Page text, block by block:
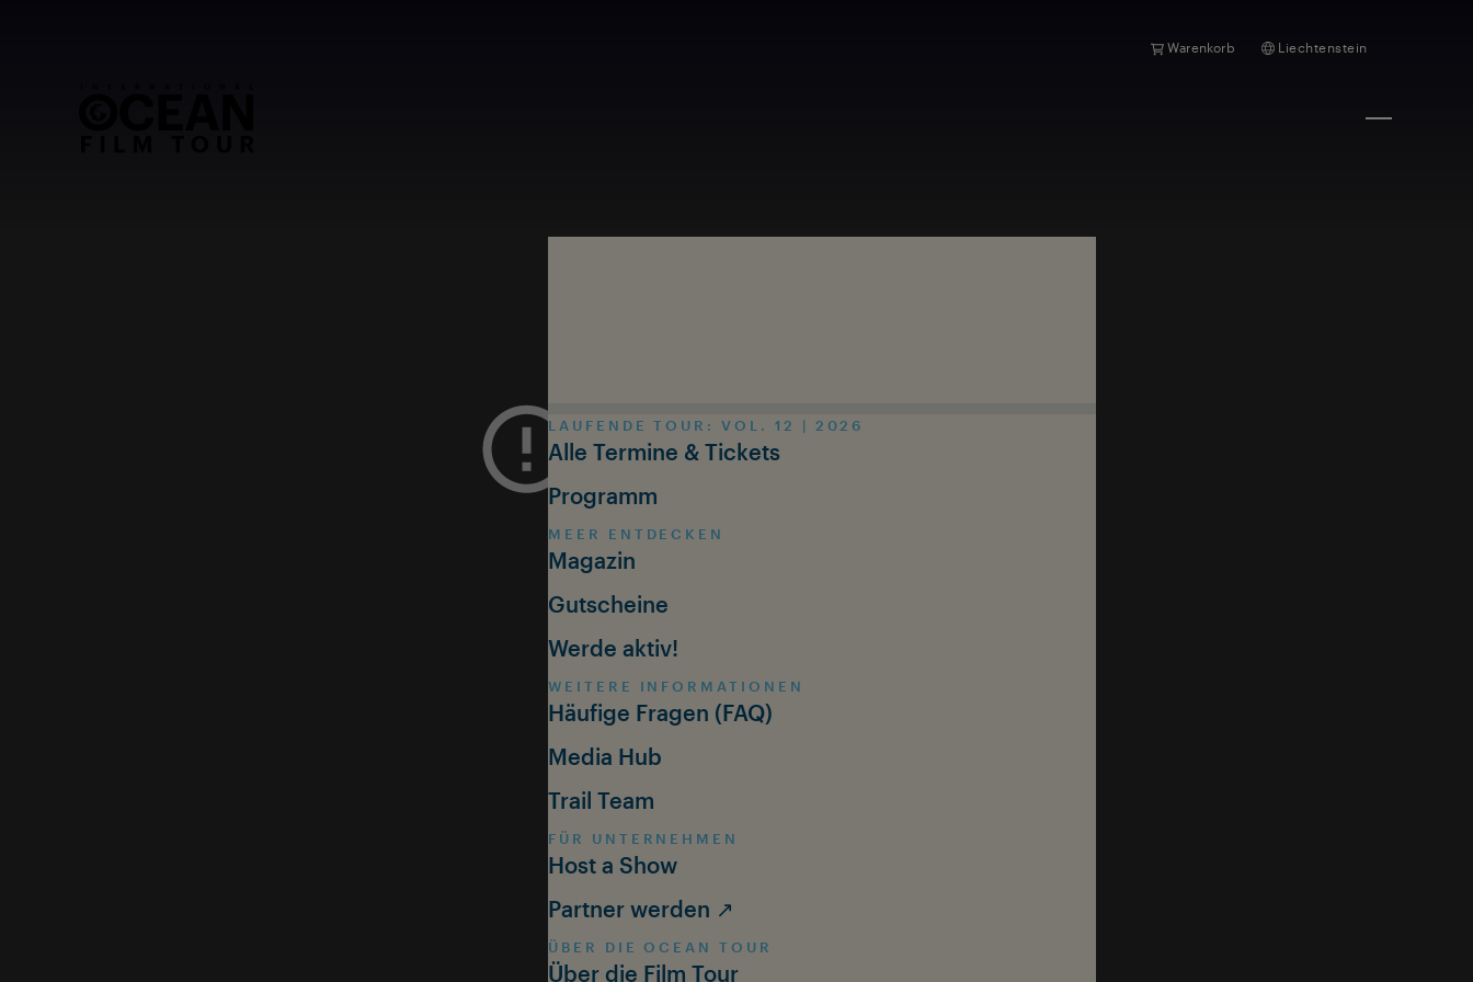
Warenkorb Liechtenstein
LAUFENDE TOUR: VOL. 12 | 2026
Alle Termine & Tickets
Programm
MEER ENTDECKEN
Magazin
Gutscheine
Werde aktiv!
WEITERE INFORMATIONEN
Häufige Fragen (FAQ)
Media Hub
Trail Team
FÜR UNTERNEHMEN
Host a Show
Partner werden ↗
ÜBER DIE OCEAN TOUR
Über die Film Tour